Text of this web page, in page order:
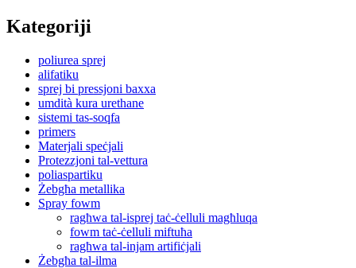
Kategoriji
poliurea sprej
alifatiku
sprej bi pressjoni baxxa
umdità kura urethane
sistemi tas-soqfa
primers
Materjali speċjali
Protezzjoni tal-vettura
poliaspartiku
Żebgħa metallika
Spray fowm
ragħwa tal-isprej taċ-ċelluli magħluqa
fowm taċ-ċelluli miftuħa
ragħwa tal-injam artifiċjali
Żebgħa tal-ilma